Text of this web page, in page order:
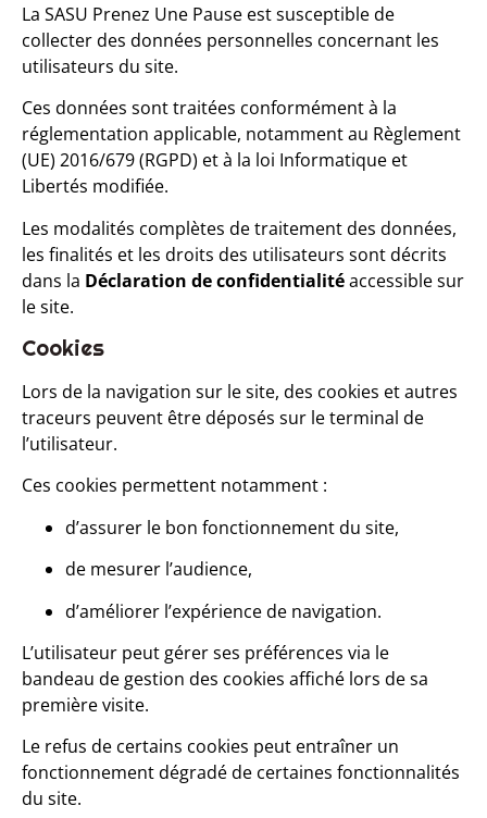
La SASU Prenez Une Pause est susceptible de
collecter des données personnelles concernant les
utilisateurs du site.
Ces données sont traitées conformément à la
réglementation applicable, notamment au Règlement
(UE) 2016/679 (RGPD) et à la loi Informatique et
Libertés modifiée.
Les modalités complètes de traitement des données,
les finalités et les droits des utilisateurs sont décrits
dans la Déclaration de confidentialitéaccessible sur
le site.
Cookies
Lors de la navigation sur le site, des cookies et autres
traceurs peuvent être déposés sur le terminal de
l’utilisateur.
Ces cookies permettent notamment :
d’assurer le bon fonctionnement du site,
de mesurer l’audience,
d’améliorer l’expérience de navigation.
L’utilisateur peut gérer ses préférences via le
bandeau de gestion des cookies affiché lors de sa
première visite.
Le refus de certains cookies peut entraîner un
fonctionnement dégradé de certaines fonctionnalités
du site.